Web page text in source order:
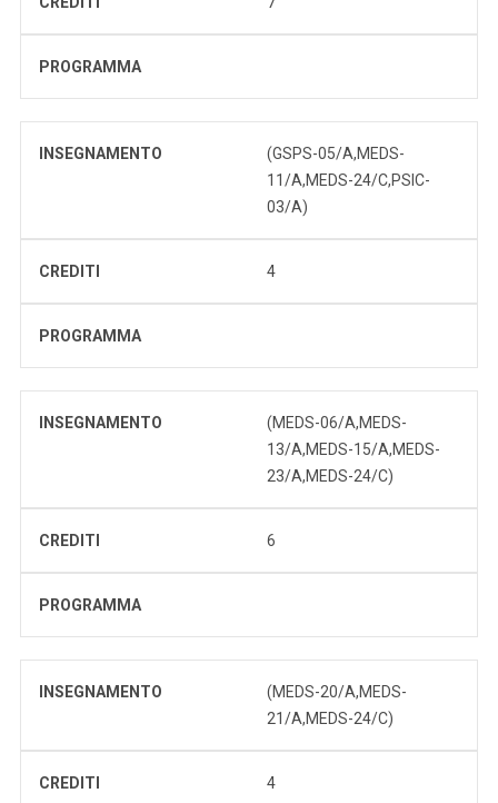
PROGRAMMA
INSEGNAMENTO
(GSPS-05/A,MEDS-
11/A,MEDS-24/C,PSIC-
03/A)
CREDITI 4
PROGRAMMA
INSEGNAMENTO
(MEDS-06/A,MEDS-
13/A,MEDS-15/A,MEDS-
23/A,MEDS-24/C)
CREDITI 6
PROGRAMMA
INSEGNAMENTO
(MEDS-20/A,MEDS-
21/A,MEDS-24/C)
CREDITI 4